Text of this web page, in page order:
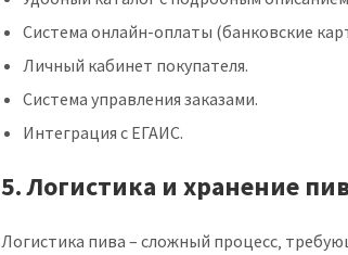
Система онлайн-оплаты (банковские
Личный кабинет покупателя.
Система управления заказами.
Интеграция с ЕГАИС.
5. Логистика и хранение
Логистика пива – сложный процесс‚